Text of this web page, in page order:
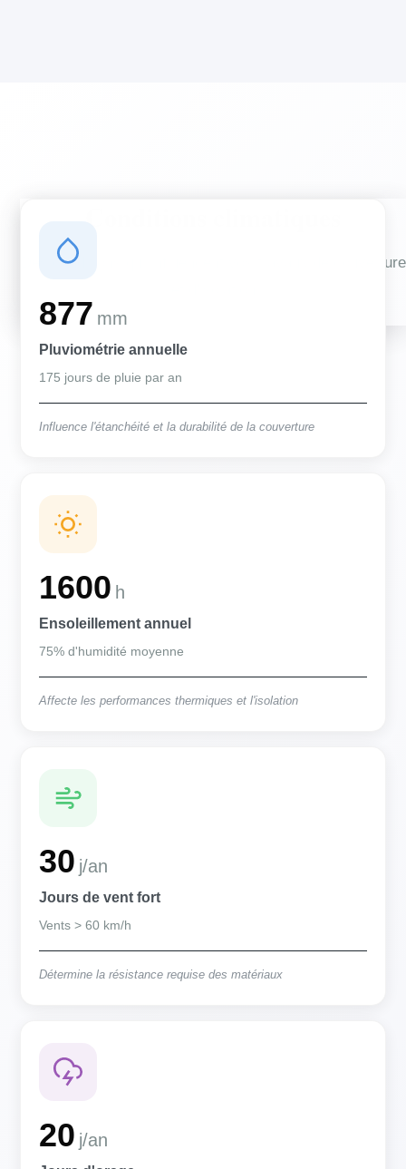
Des conditions qui influencent vos travaux de couverture
877 mm
Pluviométrie annuelle
175 jours de pluie par an
Influence l'étanchéité et la durabilité de la couverture
1600 h
Ensoleillement annuel
75% d'humidité moyenne
Affecte les performances thermiques et l'isolation
30 j/an
Jours de vent fort
Vents > 60 km/h
Détermine la résistance requise des matériaux
20 j/an